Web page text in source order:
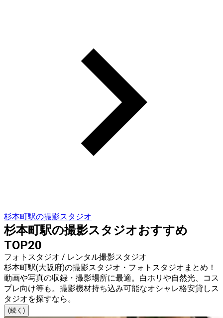
杉本町駅の撮影スタジオ
杉本町駅の撮影スタジオおすすめ
TOP20
フォトスタジオ / レンタル撮影スタジオ
杉本町駅(大阪府)の撮影スタジオ・フォトスタジオまとめ！
動画や写真の収録・撮影場所に最適。白ホリや自然光、コス
プレ向け等も。撮影機材持ち込み可能なオシャレ格安貸しス
タジオを探すなら。
(続く)